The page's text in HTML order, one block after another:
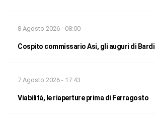
8 Agosto 2026 - 08:00
Cospito commissario Asi, gli auguri di Bardi
7 Agosto 2026 - 17:43
Viabilità, le riaperture prima di Ferragosto